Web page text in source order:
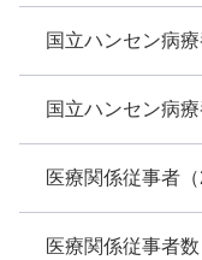
国立ハンセン病
国立ハンセン病
医療関係従事者（
医療関係従事者数